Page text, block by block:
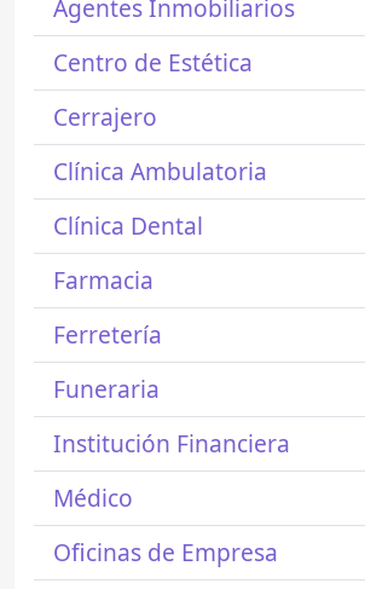
Agentes Inmobiliarios
Centro de Estética
Cerrajero
Clínica Ambulatoria
Clínica Dental
Farmacia
Ferretería
Funeraria
Institución Financiera
Médico
Oficinas de Empresa